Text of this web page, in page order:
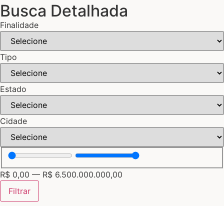
Busca Detalhada
Finalidade
Tipo
Estado
Cidade
R$ 0,00 — R$ 6.500.000.000,00
Filtrar